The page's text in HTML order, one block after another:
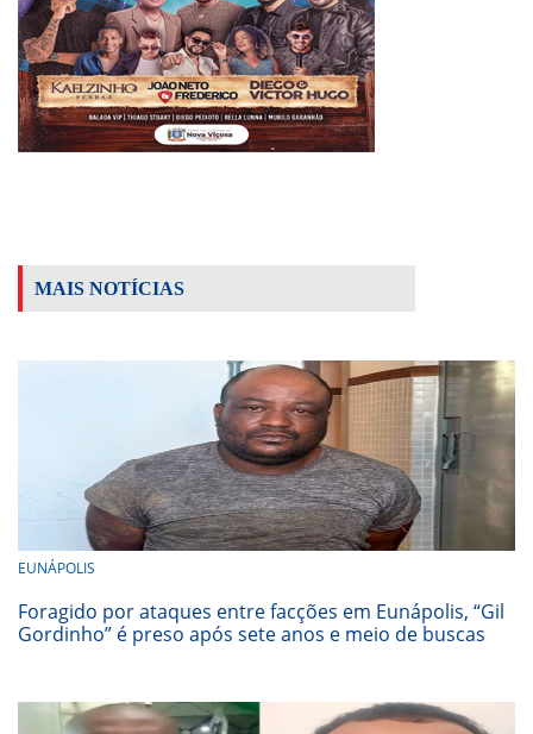
MAIS NOTÍCIAS
EUNÁPOLIS
Foragido por ataques entre facções em Eunápolis, “Gil
Gordinho” é preso após sete anos e meio de buscas